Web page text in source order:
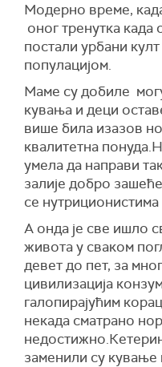
Модерно време,
оног тренутка када
постали урбани
популацијом.
Маме су добиле
кувања и деци
више била изазов
квалитетна
умела да направи
залије добро
се
А онда је све ишло
живота у сваком
девет до пет, за
цивилизација
галопирајућим
некада сматрано
заменили су кување